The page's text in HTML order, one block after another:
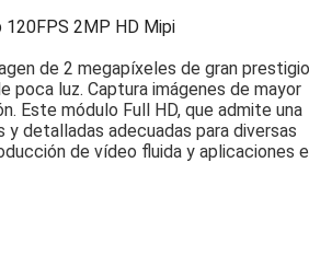
2MP HD Mipi
de 2 megapíxeles de gran
poca luz. Captura imágenes de mayor
Este módulo Full HD, que admite una
detalladas adecuadas para diversas
de vídeo fluida y aplicaciones